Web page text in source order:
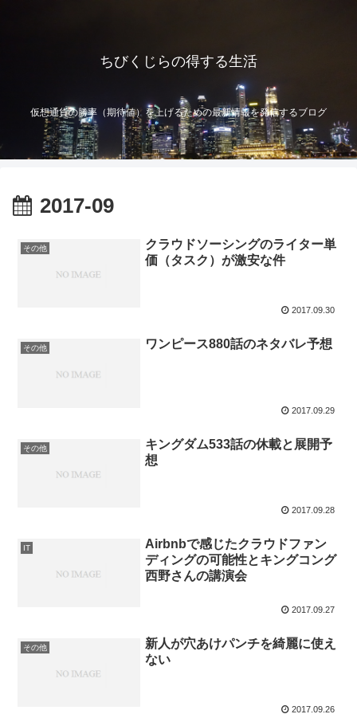
ちびくじらの得する生活
仮想通貨の勝率（期待値）を上げるための最新情報を発信するブログ
2017-09
その他
クラウドソーシングのライター単
価（タスク）が激安な件
2017.09.30
その他 ワンピース880話のネタバレ予想
2017.09.29
その他
キングダム533話の休載と展開予
想
2017.09.28
IT
Airbnbで感じたクラウドファン
ディングの可能性とキングコング
西野さんの講演会
2017.09.27
その他
新人が穴あけパンチを綺麗に使え
ない
2017.09.26